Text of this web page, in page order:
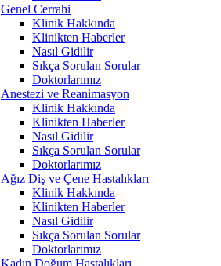
Genel Cerrahi
Klinik Hakkında
Klinikten Haberler
Nasıl Gidilir
Sıkça Sorulan Sorular
Doktorlarımız
Anestezi ve Reanimasyon
Klinik Hakkında
Klinikten Haberler
Nasıl Gidilir
Sıkça Sorulan Sorular
Doktorlarımız
Ağız Diş ve Çene Hastalıkları
Klinik Hakkında
Klinikten Haberler
Nasıl Gidilir
Sıkça Sorulan Sorular
Doktorlarımız
Kadın Doğum Hastalıkları